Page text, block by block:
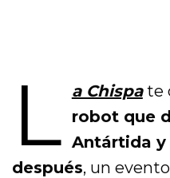
L a Chispate
robot que
Antártida y
después, un